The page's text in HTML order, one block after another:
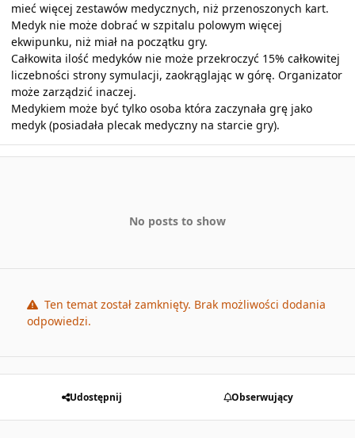
mieć więcej zestawów medycznych, niż przenoszonych kart.
Medyk nie może dobrać w szpitalu polowym więcej
ekwipunku, niż miał na początku gry.
Całkowita ilość medyków nie może przekroczyć 15% całkowitej
liczebności strony symulacji, zaokrąglając w górę. Organizator
może zarządzić inaczej.
Medykiem może być tylko osoba która zaczynała grę jako
medyk (posiadała plecak medyczny na starcie gry).
No posts to show
Ten temat został zamknięty. Brak możliwości dodania
odpowiedzi.
Udostępnij Obserwujący